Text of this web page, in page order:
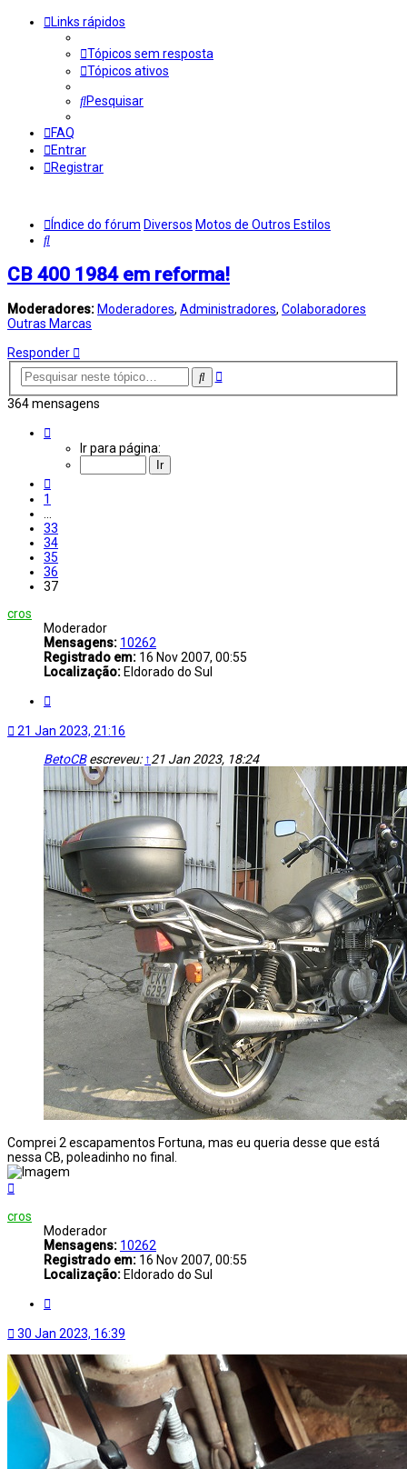
Links rápidos
Tópicos sem resposta
Tópicos ativos
Pesquisar
FAQ
Entrar
Registrar
Índice do fórum Diversos Motos de Outros Estilos
Pesquisar
CB 400 1984 em reforma!
Moderadores: Moderadores, Administradores, Colaboradores
Outras Marcas
Responder
Pesquisar
Pesquisa
364 mensagens
Ir para página:
1
…
33
34
35
36
37
cros
Moderador
Mensagens: 10262
Registrado em: 16 Nov 2007, 00:55
Localização: Eldorado do Sul
21 Jan 2023, 21:16
BetoCBescreveu: ↑21 Jan 2023, 18:24
Comprei 2 escapamentos Fortuna, mas eu queria desse que está
nessa CB, poleadinho no final.
topo
cros
Moderador
Mensagens: 10262
Registrado em: 16 Nov 2007, 00:55
Localização: Eldorado do Sul
30 Jan 2023, 16:39